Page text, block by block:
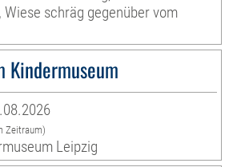
schräg gegenüber vom
Zeitraum)
Leipzig